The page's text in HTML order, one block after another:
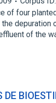
of four
depuration
of the
DE